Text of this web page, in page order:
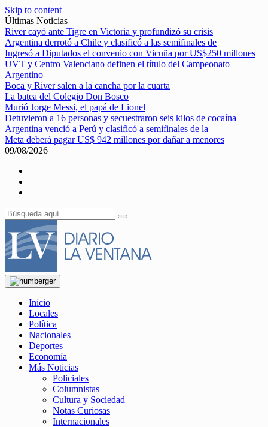
Skip to content
Últimas Noticias
River cayó ante Tigre en Victoria y profundizó su crisis
Argentina derrotó a Chile y clasificó a las semifinales de
Ingresó a Diputados el convenio con Vicuña por US$250 millones
UVT y Centro Valenciano definen el título del Campeonato
Argentino
Boca y River salen a la cancha por la cuarta
La batea del Colegio Don Bosco
Murió Jorge Messi, el papá de Lionel
Detuvieron a 16 personas y secuestraron seis kilos de cocaína
Argentina venció a Perú y clasificó a semifinales de la
Meta deberá pagar US$ 942 millones por dañar a menores
09/08/2026
Inicio
Locales
Política
Nacionales
Deportes
Economía
Más Noticias
Policiales
Columnistas
Cultura y Sociedad
Notas Curiosas
Internacionales